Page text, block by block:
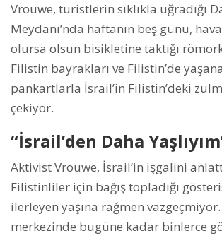
Vrouwe, turistlerin sıklıkla uğradığı
Meydanı’nda haftanın beş günü,
olursa olsun bisikletine taktığı
Filistin bayrakları ve Filistin’de
pankartlarla İsrail’in Filistin’deki
çekiyor.
“İsrail’den Daha
Aktivist Vrouwe, İsrail’in işgalini
Filistinliler için bağış topladığı
ilerleyen yaşına rağmen vazgeçmiyor.
merkezinde bugüne kadar binlerce